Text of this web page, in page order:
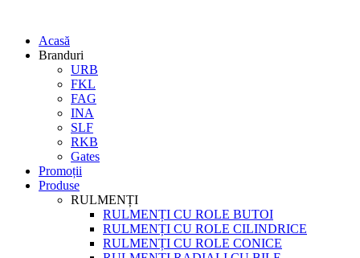
Acasă
Branduri
URB
FKL
FAG
INA
SLF
RKB
Gates
Promoții
Produse
RULMENȚI
RULMENȚI CU ROLE BUTOI
RULMENȚI CU ROLE CILINDRICE
RULMENȚI CU ROLE CONICE